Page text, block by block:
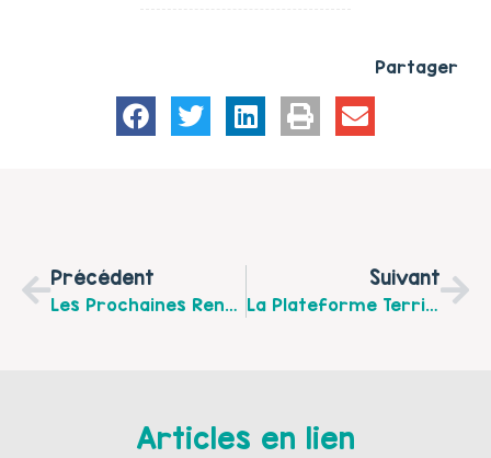
Partager
Précédent
Les Prochaines Rencontres Du Café Des Parents Sur Fruges Et Coupelle-Neuve En Juin 2026
Suivant
La Plateforme Territoriale D’aide Aux Aidants Du Montreuillois Organise Une Garden Party Le Mercredi 1er Juillet 2026 De 9h30 À 17h Au Domaine De La Traxène À Coupelle Vieille
Articles en lien